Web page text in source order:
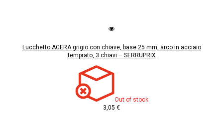
Lucchetto ACERA grigio con chiave, base 25 mm, arco in acciaio
temprato, 3 chiavi – SERRUPRIX
Out of stock
3,05 €